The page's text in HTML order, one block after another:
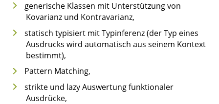
generische Klassen mit Unterstützung von
Kovarianz und Kontravarianz,
statisch typisiert mit Typinferenz (der Typ eines
Ausdrucks wird automatisch aus seinem Kontext
bestimmt),
Pattern Matching,
strikte und lazy Auswertung funktionaler
Ausdrücke,